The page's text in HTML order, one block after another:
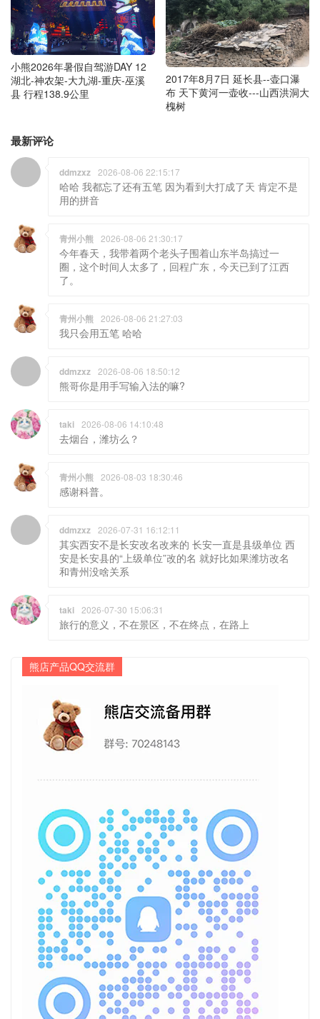
小熊2026年暑假自驾游DAY 12
湖北-神农架-大九湖-重庆-巫溪
县 行程138.9公里
2017年8月7日 延长县--壶口瀑
布 天下黄河一壶收---山西洪洞大
槐树
最新评论
ddmzxz 2026-08-06 22:15:17
哈哈 我都忘了还有五笔 因为看到大打成了天 肯定不是
用的拼音
青州小熊 2026-08-06 21:30:17
今年春天，我带着两个老头子围着山东半岛搞过一
圈，这个时间人太多了，回程广东，今天已到了江西
了。
青州小熊 2026-08-06 21:27:03
我只会用五笔 哈哈
ddmzxz 2026-08-06 18:50:12
熊哥你是用手写输入法的嘛?
taki 2026-08-06 14:10:48
去烟台，潍坊么？
青州小熊 2026-08-03 18:30:46
感谢科普。
ddmzxz 2026-07-31 16:12:11
其实西安不是长安改名改来的 长安一直是县级单位 西
安是长安县的“上级单位”改的名 就好比如果潍坊改名
和青州没啥关系
taki 2026-07-30 15:06:31
旅行的意义，不在景区，不在终点，在路上
熊店产品QQ交流群